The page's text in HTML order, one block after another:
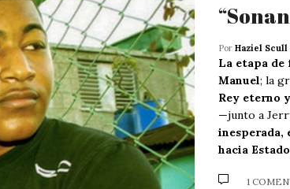
Por Haziel Scull
La etapa de
Manuel; la
Rey eterno
—junto a
inesperada,
hacia
1